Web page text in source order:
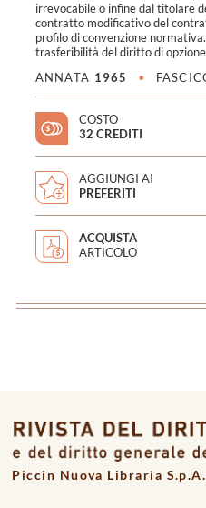
irrevocabile o infine dal titolare
contratto modificativo del
profilo di convenzione
trasferibilità del diritto di
ANNATA 1965 •
COSTO
32 CREDITI
AGGIUNGI AI
PREFERITI
ACQUISTA
ARTICOLO
Piccin Nuova Libraria